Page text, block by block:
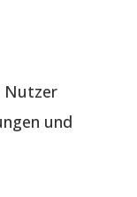
Nutzer
und